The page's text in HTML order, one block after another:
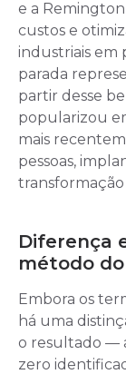
e a
custos e
industriais em
parada
partir desse
popularizou
mais
pessoas,
Diferença
método
Embora os
há uma
o resultado —
zero